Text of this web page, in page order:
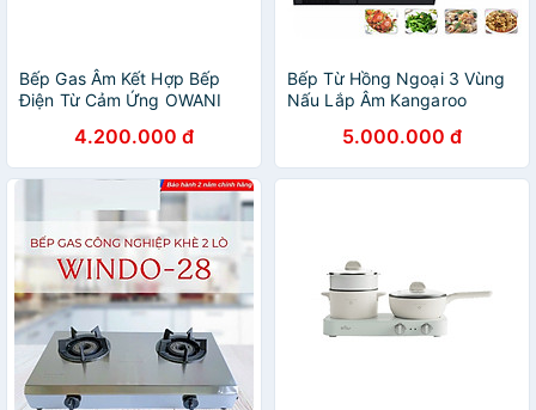
Bếp Gas Âm Kết Hợp Bếp
Điện Từ Cảm Ứng OWANI
4.200.000 đ
Bếp Từ Hồng Ngoại 3 Vùng
Nấu Lắp Âm Kangaroo
5.000.000 đ